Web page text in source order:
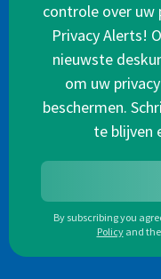
controle over uw
Privacy Alerts!
nieuwste
om uw
beschermen.
te blijven
By subscribing you
Policy and